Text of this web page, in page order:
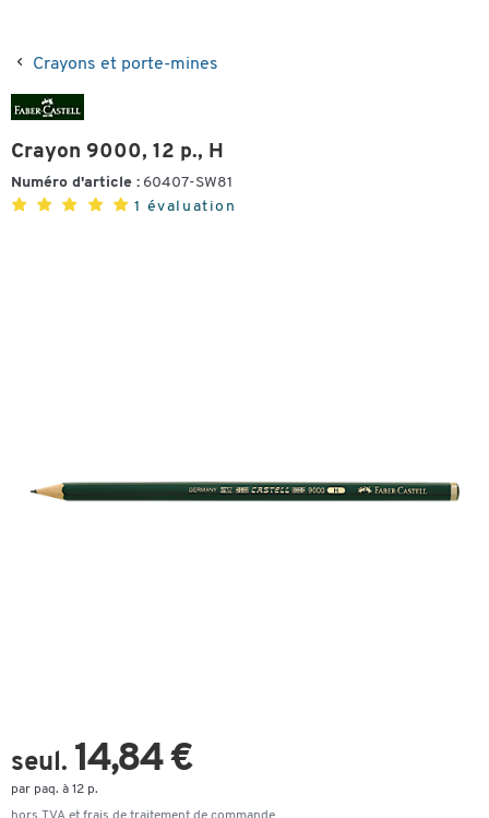
Crayons et porte-mines
Crayon 9000, 12 p., H
Numéro d'article : 60407-SW81
1 évaluation
seul. 14,84 €
par paq. à 12 p.